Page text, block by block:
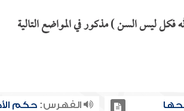
فكل ليس السن ) مذكور في المواضع التالية
الفهرس: حكم